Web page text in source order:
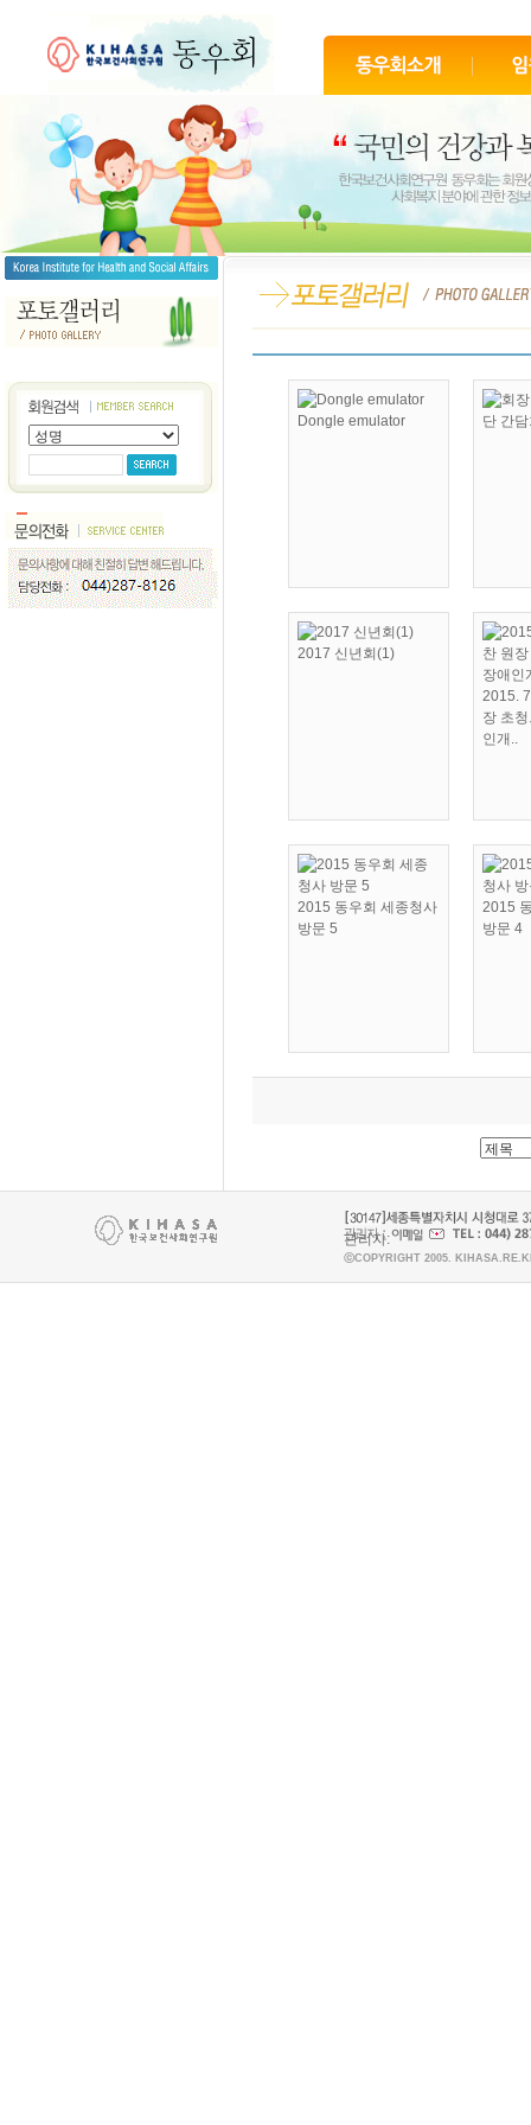
Dongle emulator 단 간
2017 신년회(1)
2015.
장 초
인개..
2015 동우회 세종청사
방문 5
2015
방문 4
관리자:
ⓒCOPYRIGHT 2005.